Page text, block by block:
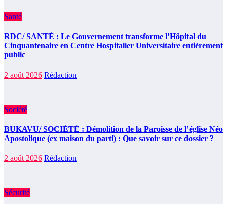
Santé
RDC/ SANTÉ : Le Gouvernement transforme l’Hôpital du
Cinquantenaire en Centre Hospitalier Universitaire entièrement
public
2 août 2026 Rédaction
Société
BUKAVU/ SOCIÉTÉ : Démolition de la Paroisse de l’église Néo
Apostolique (ex maison du parti) : Que savoir sur ce dossier ?
2 août 2026 Rédaction
Sécurité